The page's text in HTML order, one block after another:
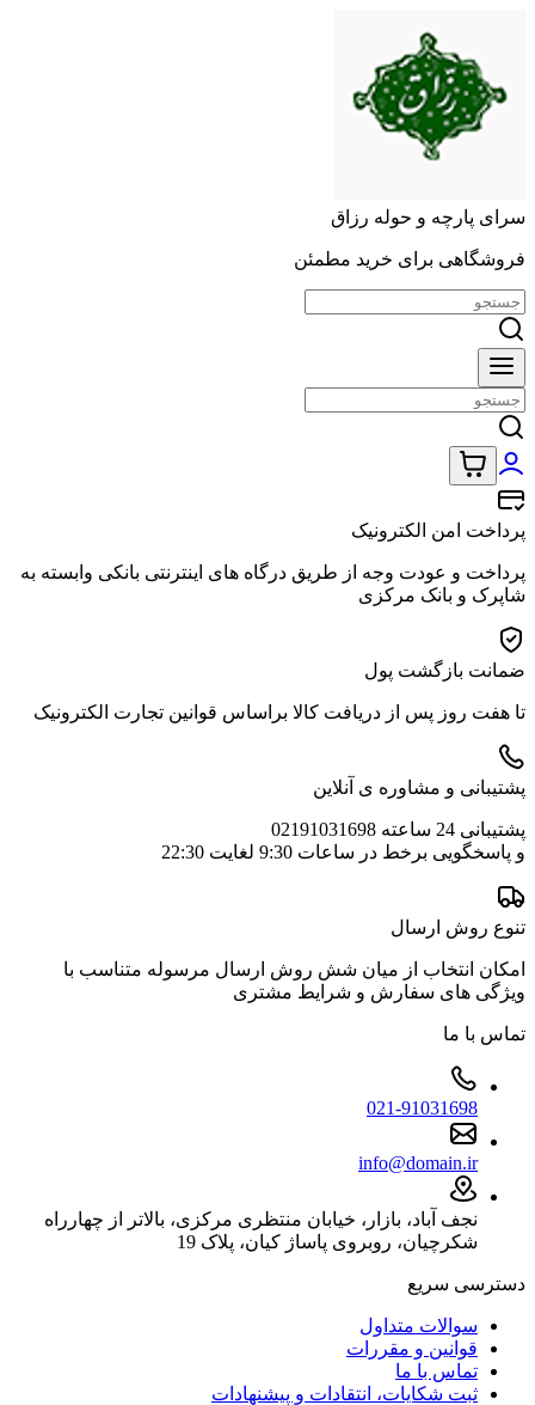
سرای پارچه و حوله رزاق
فروشگاهی برای خرید مطمئن
پرداخت امن الکترونیک
پرداخت و عودت وجه از طریق درگاه های اینترنتی بانکی وابسته به
شاپرک و بانک مرکزی
ضمانت بازگشت پول
تا هفت روز پس از دریافت کالا براساس قوانین تجارت الکترونیک
پشتیبانی و مشاوره ی آنلاین
پشتیبانی 24 ساعته 02191031698
و پاسخگویی برخط در ساعات 9:30 لغایت 22:30
تنوع روش ارسال
امکان انتخاب از میان شش روش ارسال مرسوله متناسب با
ویژگی های سفارش و شرایط مشتری
تماس با ما
021-91031698
info@domain.ir
نجف آباد، بازار، خیابان منتظری مرکزی، بالاتر از چهارراه
شکرچیان، روبروی پاساژ کیان، پلاک 19
دسترسی سریع
سوالات متداول
قوانین و مقررات
تماس با ما
ثبت شکایات، انتقادات و پیشنهادات